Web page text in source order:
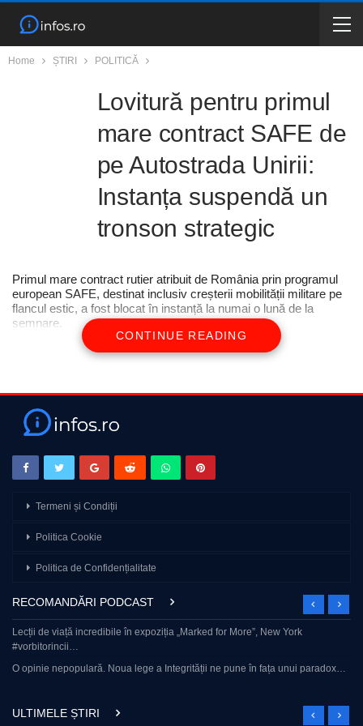
Home ȘTIRI POLITICĂ
Lovitură pentru primul
mare contract SAFE de
pe Autostrada Unirii:
Instanța suspendă un
tronson strategic
Primul mare contract rutier atribuit de România prin programul
european SAFE, destinat inclusiv creșterii mobilității militare pe
flancul estic, a fost blocat în instanță la numai o lună de la
semnare.
CONTINUE READING
Termeni și Condiții
Politica Cookie
Politica de Confidențialitate
RECOMANDĂRI PODCAST
Lecții de viață incredibile în expoziția „Marked for More”, New York
#vorbitorincii…
O opinie nepopulară. Noua lege a Integrității ne pune în fața unui paradox…
ULTIMELE ȘTIRI